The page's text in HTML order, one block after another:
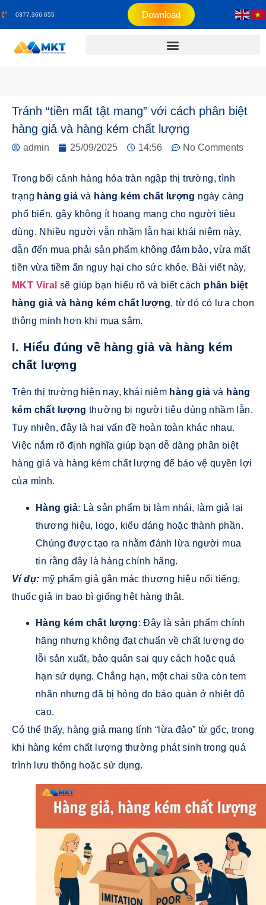
0377.366.655 Download
Tránh “tiền mất tật mang” với cách phân biệt
hàng giả và hàng kém chất lượng
admin 25/09/2025 14:56 No Comments
Trong bối cảnh hàng hóa tràn ngập thị trường, tình
trạng hàng giả và hàng kém chất lượng ngày càng
phổ biến, gây không ít hoang mang cho người tiêu
dùng. Nhiều người vẫn nhầm lẫn hai khái niệm này,
dẫn đến mua phải sản phẩm không đảm bảo, vừa mất
tiền vừa tiềm ẩn nguy hại cho sức khỏe. Bài viết này,
MKT Viral sẽ giúp bạn hiểu rõ và biết cách phân biệt
hàng giả và hàng kém chất lượng, từ đó có lựa chọn
thông minh hơn khi mua sắm.
I. Hiểu đúng về hàng giả và hàng kém
chất lượng
Trên thị trường hiện nay, khái niệm hàng giả và hàng
kém chất lượng thường bị người tiêu dùng nhầm lẫn.
Tuy nhiên, đây là hai vấn đề hoàn toàn khác nhau.
Việc nắm rõ định nghĩa giúp bạn dễ dàng phân biệt
hàng giả và hàng kém chất lượng để bảo vệ quyền lợi
của mình.
Hàng giả: Là sản phẩm bị làm nhái, làm giả lại
thương hiệu, logo, kiểu dáng hoặc thành phần.
Chúng được tạo ra nhằm đánh lừa người mua
tin rằng đây là hàng chính hãng.
Ví dụ: mỹ phẩm giả gắn mác thương hiệu nổi tiếng,
thuốc giả in bao bì giống hệt hàng thật.
Hàng kém chất lượng: Đây là sản phẩm chính
hãng nhưng không đạt chuẩn về chất lượng do
lỗi sản xuất, bảo quản sai quy cách hoặc quá
hạn sử dụng. Chẳng hạn, một chai sữa còn tem
nhãn nhưng đã bị hỏng do bảo quản ở nhiệt độ
cao.
Có thể thấy, hàng giả mang tính “lừa đảo” từ gốc, trong
khi hàng kém chất lượng thường phát sinh trong quá
trình lưu thông hoặc sử dụng.